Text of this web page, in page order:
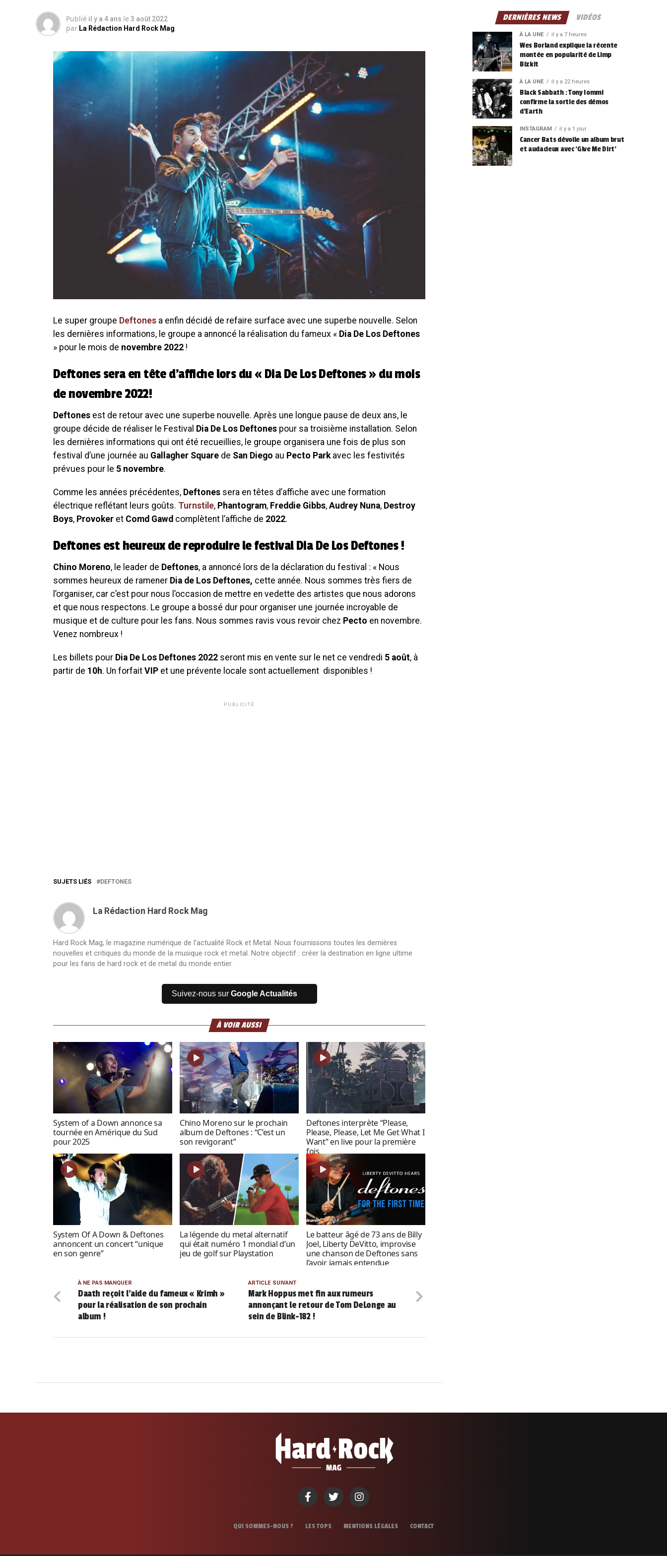
Publié il y a 4 ans le 3 août 2022
par La Rédaction Hard Rock Mag
Le super groupe Deftones a enfin décidé de refaire surface avec une superbe nouvelle. Selon
les dernières informations, le groupe a annoncé la réalisation du fameux « Dia De Los Deftones
» pour le mois de novembre 2022 !
Deftones sera en tête d’affiche lors du « Dia De Los Deftones » du mois
de novembre 2022!
Deftones est de retour avec une superbe nouvelle. Après une longue pause de deux ans, le
groupe décide de réaliser le Festival Dia De Los Deftones pour sa troisième installation. Selon
les dernières informations qui ont été recueillies, le groupe organisera une fois de plus son
festival d’une journée au Gallagher Square de San Diego au Pecto Parkavec les festivités
prévues pour le 5 novembre.
Comme les années précédentes, Deftones sera en têtes d’affiche avec une formation
électrique reflétant leurs goûts. Turnstile, Phantogram, Freddie Gibbs, Audrey Nuna, Destroy
Boys, Provoker et Comd Gawd complètent l’affiche de 2022.
Deftones est heureux de reproduire le festival Dia De Los Deftones !
Chino Moreno, le leader de Deftones, a annoncé lors de la déclaration du festival : « Nous
sommes heureux de ramener Dia de Los Deftones, cette année. Nous sommes très fiers de
l’organiser, car c’est pour nous l’occasion de mettre en vedette des artistes que nous adorons
et que nous respectons. Le groupe a bossé dur pour organiser une journée incroyable de
musique et de culture pour les fans. Nous sommes ravis vous revoir chez Pecto en novembre.
Venez nombreux !
Les billets pour Dia De Los Deftones 2022 seront mis en vente sur le net ce vendredi 5 août, à
partir de 10h. Un forfait VIP et une prévente locale sont actuellement disponibles !
PUBLICITÉ
SUJETS LIÉS DEFTONES
La Rédaction Hard Rock Mag
Hard Rock Mag, le magazine numérique de l'actualité Rock et Metal. Nous fournissons toutes les dernières
nouvelles et critiques du monde de la musique rock et metal. Notre objectif : créer la destination en ligne ultime
pour les fans de hard rock et de metal du monde entier.
Suivez-nous sur Google Actualités
À VOIR AUSSI
System of a Down annonce sa
tournée en Amérique du Sud
pour 2025
Chino Moreno sur le prochain
album de Deftones : “C’est un
son revigorant”
Deftones interprète “Please,
Please, Please, Let Me Get What I
Want” en live pour la première
fois
System Of A Down & Deftones
annoncent un concert “unique
en son genre”
La légende du metal alternatif
qui était numéro 1 mondial d’un
jeu de golf sur Playstation
Le batteur âgé de 73 ans de Billy
Joel, Liberty DeVitto, improvise
une chanson de Deftones sans
l’avoir jamais entendue
ARTICLE SUIVANT
Mark Hoppus met fin aux rumeurs
annonçant le retour de Tom DeLonge au
sein de Blink-182 !
À NE PAS MANQUER
Daath reçoit l’aide du fameux « Krimh »
pour la réalisation de son prochain
album !
DERNIÈRES NEWS VIDÉOS
À LA UNE il y a 7 heures
Wes Borland explique la récente
montée en popularité de Limp
Bizkit
À LA UNE il y a 22 heures
Black Sabbath : Tony Iommi
confirme la sortie des démos
d’Earth
INSTAGRAM il y a 1 jour
Cancer Bats dévoile un album brut
et audacieux avec ‘Give Me Dirt’
QUI SOMMES-NOUS ? LES TOPS MENTIONS LÉGALES CONTACT